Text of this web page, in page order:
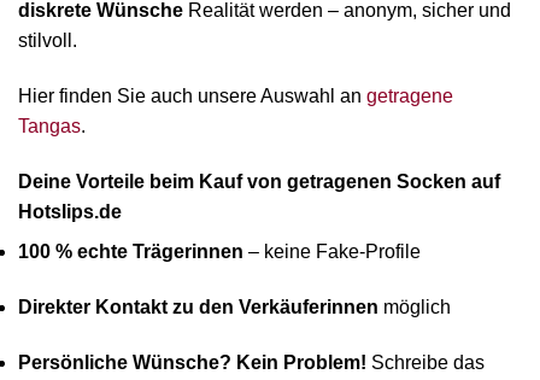
diskrete Wünsche Realität werden – anonym, sicher und
stilvoll.
Hier finden Sie auch unsere Auswahl an getragene
Tangas.
Deine Vorteile beim Kauf von getragenen Socken auf
Hotslips.de
100 % echte Trägerinnen – keine Fake-Profile
Direkter Kontakt zu den Verkäuferinnen möglich
Persönliche Wünsche? Kein Problem! Schreibe das